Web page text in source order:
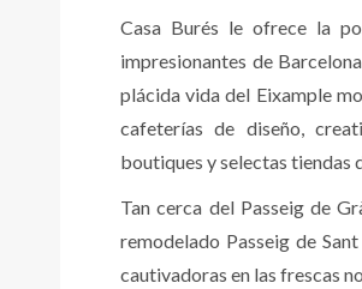
Casa Burés le ofrece la
impresionantes de
plácida vida del Eixample
cafeterías de diseño,
boutiques y selectas tiendas
Tan cerca del Passeig de
remodelado Passeig de
cautivadoras en las frescas